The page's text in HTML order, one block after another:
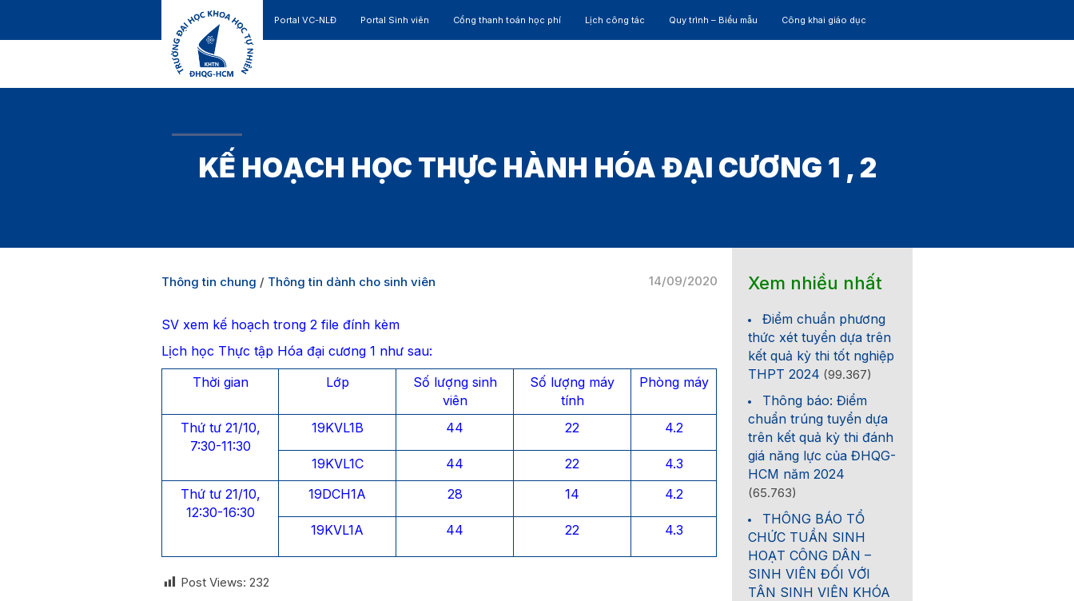
Portal VC-NLĐ Portal Sinh viên Cổng thanh toán học phí Lịch công tác Quy trình – Biểu mẫu Công khai giáo dục
KẾ HOẠCH HỌC THỰC HÀNH HÓA ĐẠI CƯƠNG 1 , 2
14/09/2020
Thông tin chung / Thông tin dành cho sinh viên
SV xem kế hoạch trong 2 file đính kèm
Lịch học Thực tập Hóa đại cương 1 như sau:
Thời gian
Lớp
Số lượng sinh
viên
Số lượng máy
tính
Phòng máy
Thứ tư 21/10,
7:30-11:30
19KVL1B 44 22 4.2
19KVL1C 44 22
4.3
Thứ tư 21/10,
12:30-16:30
19DCH1A 28 14 4.2
19KVL1A 44 22 4.3
Post Views: 232
Xem nhiều nhất
Điểm chuẩn phương
thức xét tuyển dựa trên
kết quả kỳ thi tốt nghiệp
THPT 2024 (99.367)
Thông báo: Điểm
chuẩn trúng tuyển dựa
trên kết quả kỳ thi đánh
giá năng lực của ĐHQG-
HCM năm 2024
(65.763)
THÔNG BÁO TỔ
CHỨC TUẦN SINH
HOẠT CÔNG DÂN –
SINH VIÊN ĐỐI VỚI
TÂN SINH VIÊN KHÓA